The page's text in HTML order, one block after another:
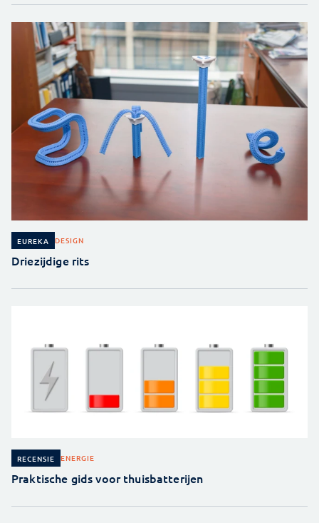
EUREKA DESIGN
Driezijdige rits
RECENSIE ENERGIE
Praktische gids voor thuisbatterijen